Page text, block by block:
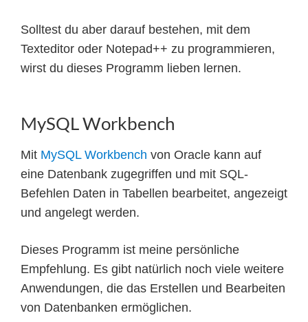
Solltest du aber darauf bestehen, mit dem
Texteditor oder Notepad++ zu programmieren,
wirst du dieses Programm lieben lernen.
MySQL Workbench
Mit MySQL Workbench von Oracle kann auf
eine Datenbank zugegriffen und mit SQL-
Befehlen Daten in Tabellen bearbeitet, angezeigt
und angelegt werden.
Dieses Programm ist meine persönliche
Empfehlung. Es gibt natürlich noch viele weitere
Anwendungen, die das Erstellen und Bearbeiten
von Datenbanken ermöglichen.